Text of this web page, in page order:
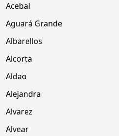
Acebal
Aguará Grande
Albarellos
Alcorta
Aldao
Alejandra
Alvarez
Alvear